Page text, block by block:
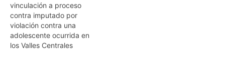
vinculación a proceso
contra imputado por
violación contra una
adolescente ocurrida en
los Valles Centrales